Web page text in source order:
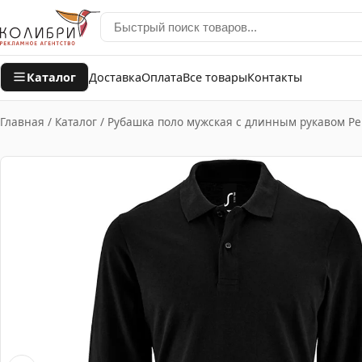
Каталог ДоставкаОплатаВсе товарыКонтакты
Главная / Каталог / Рубашка поло мужская с длинным рукавом